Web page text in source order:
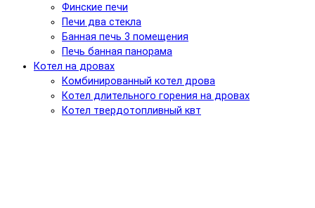
Финские печи
Печи два стекла
Банная печь 3 помещения
Печь банная панорама
Котел на дровах
Комбинированный котел дрова
Котел длительного горения на дровах
Котел твердотопливный квт